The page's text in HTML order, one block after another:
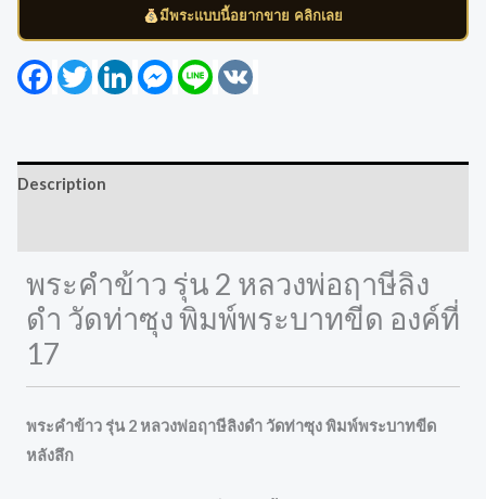
มีพระแบบนี้อยากขาย คลิกเลย
FacebookTwitterLinkedInMessenger
Line
Description
พระคำข้าว รุ่น 2 หลวงพ่อฤาษีลิง
ดำ วัดท่าซุง พิมพ์พระบาทขีด องค์ที่
17
พระคำข้าว รุ่น 2 หลวงพ่อฤาษีลิงดำ วัดท่าซุง พิมพ์พระบาทขีด
หลังลึก